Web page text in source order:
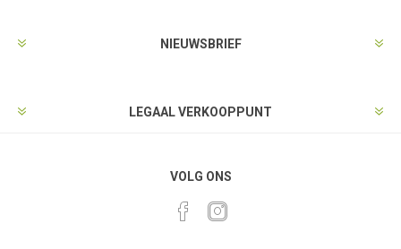
NIEUWSBRIEF
LEGAAL VERKOOPPUNT
VOLG ONS